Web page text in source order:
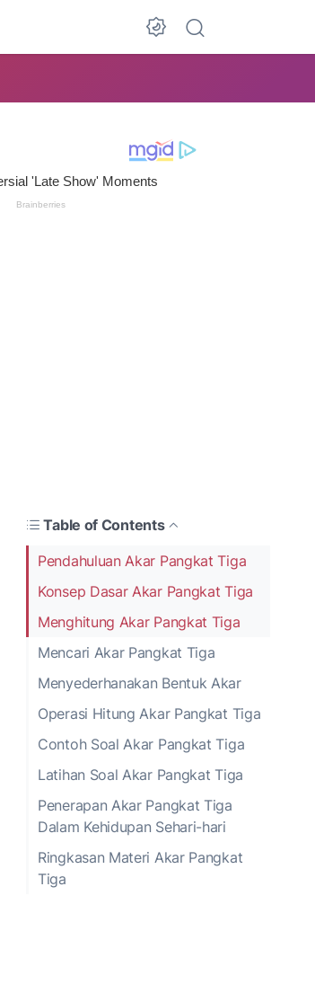
Table of Contents
Pendahuluan Akar Pangkat Tiga
Konsep Dasar Akar Pangkat Tiga
Menghitung Akar Pangkat Tiga
Mencari Akar Pangkat Tiga
Menyederhanakan Bentuk Akar
Operasi Hitung Akar Pangkat Tiga
Contoh Soal Akar Pangkat Tiga
Latihan Soal Akar Pangkat Tiga
Penerapan Akar Pangkat Tiga
Dalam Kehidupan Sehari-hari
Ringkasan Materi Akar Pangkat
Tiga